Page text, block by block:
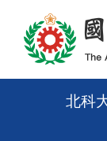
移至網頁之主要
北科